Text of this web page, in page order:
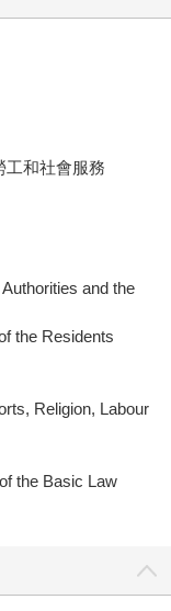
工和社會服務
and the
the Residents
Religion, Labour
the Basic Law